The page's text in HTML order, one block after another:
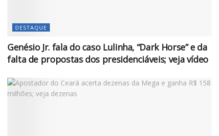
DESTAQUE
Genésio Jr. fala do caso Lulinha, “Dark Horse” e da
falta de propostas dos presidenciáveis; veja vídeo